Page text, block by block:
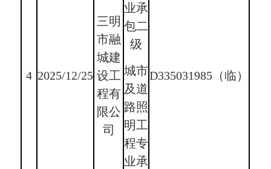
4 2025/12/25
三明
市融
城建
设工
程有
限公
司
业承
包二
级
城市
及道
路照
明工
程专
业承
D335031985（临）